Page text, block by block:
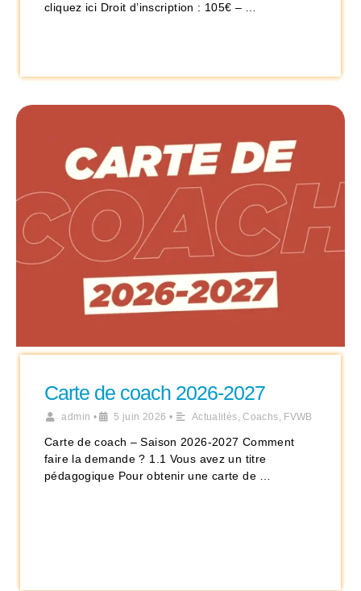
cliquez ici Droit d’inscription : 105€ – …
Carte de coach 2026-2027
admin • 5 juin 2026 • Actualités,Coachs, FVWB
Carte de coach – Saison 2026-2027 Comment
faire la demande ? 1.1 Vous avez un titre
pédagogique Pour obtenir une carte de …